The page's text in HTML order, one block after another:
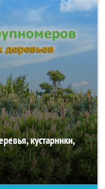
кустарники,